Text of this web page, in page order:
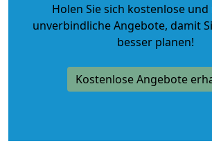
Holen Sie sich kostenlose
unverbindliche Angebote, damit
besser planen!
Kostenlose Angebote